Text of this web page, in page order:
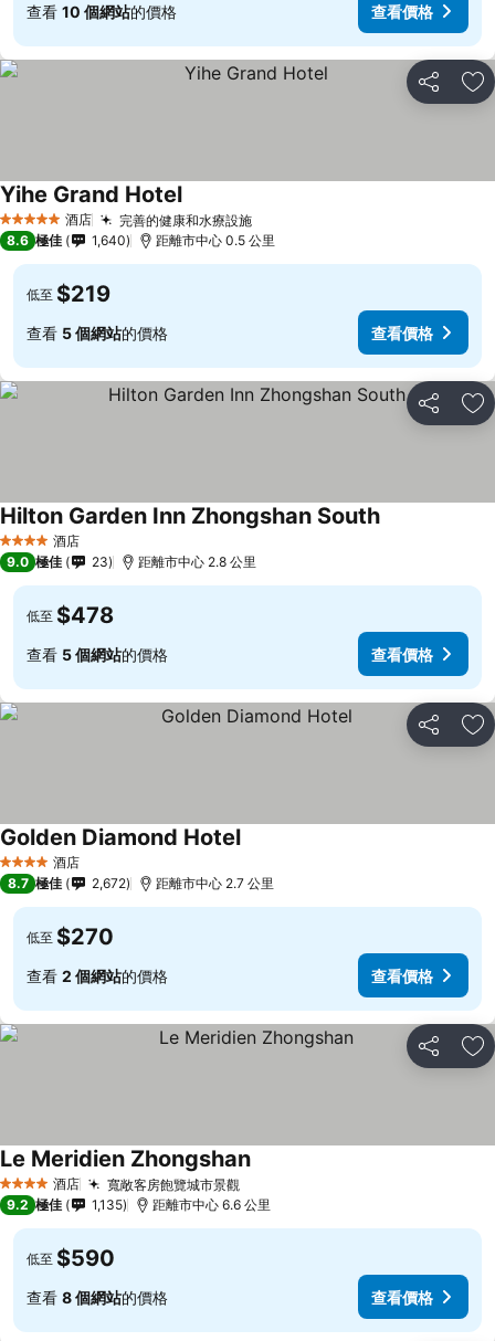
查看 10 個網站的價格 查看價格
分享 放
5 星級 酒店 完善的健康和水療設施
Yihe Grand Hotel
8.6 極佳 1,640 距離市中心 0.5 公里
低至 $219
查看 5 個網站的價格 查看價格
分享 放
4 星級 酒店
Hilton Garden Inn Zhongshan South
9.0 極佳 23 距離市中心 2.8 公里
低至 $478
查看 5 個網站的價格 查看價格
分享 放
4 星級 酒店
Golden Diamond Hotel
8.7 極佳 2,672 距離市中心 2.7 公里
低至 $270
查看 2 個網站的價格 查看價格
分享 放
4 星級 酒店 寬敞客房飽覽城市景觀
Le Meridien Zhongshan
9.2 極佳 1,135 距離市中心 6.6 公里
低至 $590
查看 8 個網站的價格 查看價格